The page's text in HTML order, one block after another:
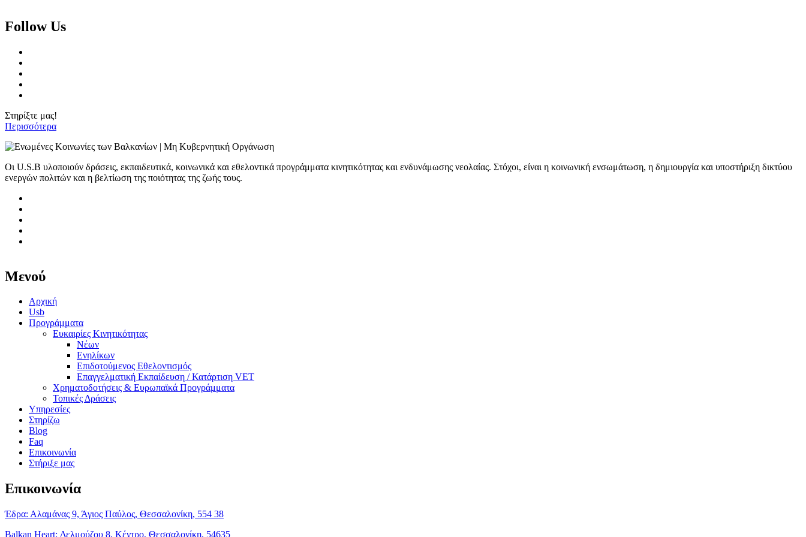
Follow Us
Στηρίξτε μας!
Περισσότερα
Οι U.S.B υλοποιούν δράσεις, εκπαιδευτικά, κοινωνικά και εθελοντικά προγράμματα κινητικότητας και ενδυνάμωσης νεολαίας. Στόχοι, είναι η κοινωνική ενσωμάτωση, η δημιουργία και υποστήριξη δικτύου
ενεργών πολιτών και η βελτίωση της ποιότητας της ζωής τους.
Μενού
Αρχική
Usb
Προγράμματα
Ευκαιρίες Κινητικότητας
Νέων
Ενηλίκων
Επιδοτούμενος Εθελοντισμός
Επαγγελματική Εκπαίδευση / Κατάρτιση VET
Χρηματοδοτήσεις & Ευρωπαϊκά Προγράμματα
Τοπικές Δράσεις
Υπηρεσίες
Στηρίζω
Blog
Faq
Επικοινωνία
Στήριξε μας
Επικοινωνία
Έδρα: Αλαμάνας 9, Άγιος Παύλος, Θεσσαλονίκη, 554 38
Balkan Heart: Δελμούζου 8, Κέντρο, Θεσσαλονίκη, 54635